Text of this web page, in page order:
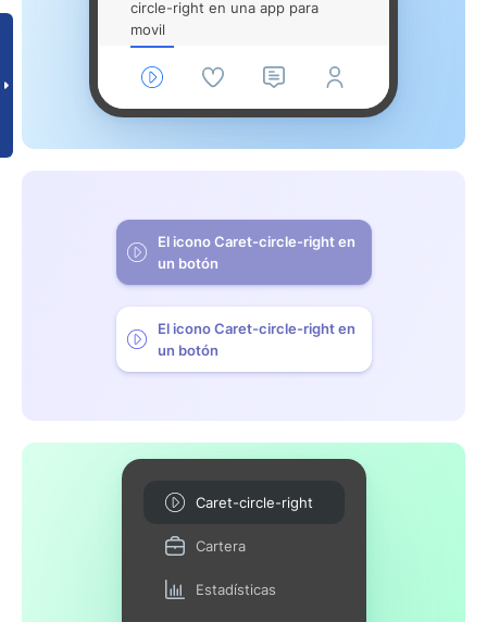
circle-right en una app para
movil
El icono Caret-circle-right en
un botón
El icono Caret-circle-right en
un botón
Caret-circle-right
Cartera
Estadísticas